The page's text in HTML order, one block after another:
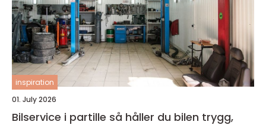
inspiration
01. July 2026
Bilservice i partille så håller du bilen trygg,